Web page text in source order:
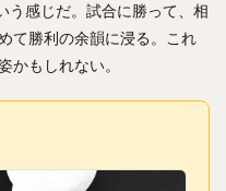
う感じだ。試合に勝って、相
て勝利の余韻に浸る。これ
かもしれない。